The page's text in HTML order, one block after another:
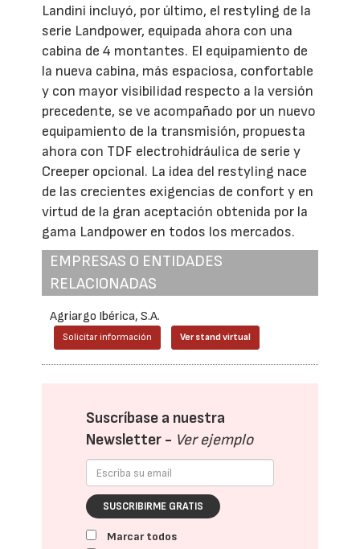
Landini incluyó, por último, el restyling de la
serie Landpower, equipada ahora con una
cabina de 4 montantes. El equipamiento de
la nueva cabina, más espaciosa, confortable
y con mayor visibilidad respecto a la versión
precedente, se ve acompañado por un nuevo
equipamiento de la transmisión, propuesta
ahora con TDF electrohidráulica de serie y
Creeper opcional. La idea del restyling nace
de las crecientes exigencias de confort y en
virtud de la gran aceptación obtenida por la
gama Landpower en todos los mercados.
EMPRESAS O ENTIDADES
RELACIONADAS
Agriargo Ibérica, S.A.
Solicitar información Ver stand virtual
Suscríbase a nuestra
Newsletter - Ver ejemplo
SUSCRIBIRME GRATIS
Marcar todos